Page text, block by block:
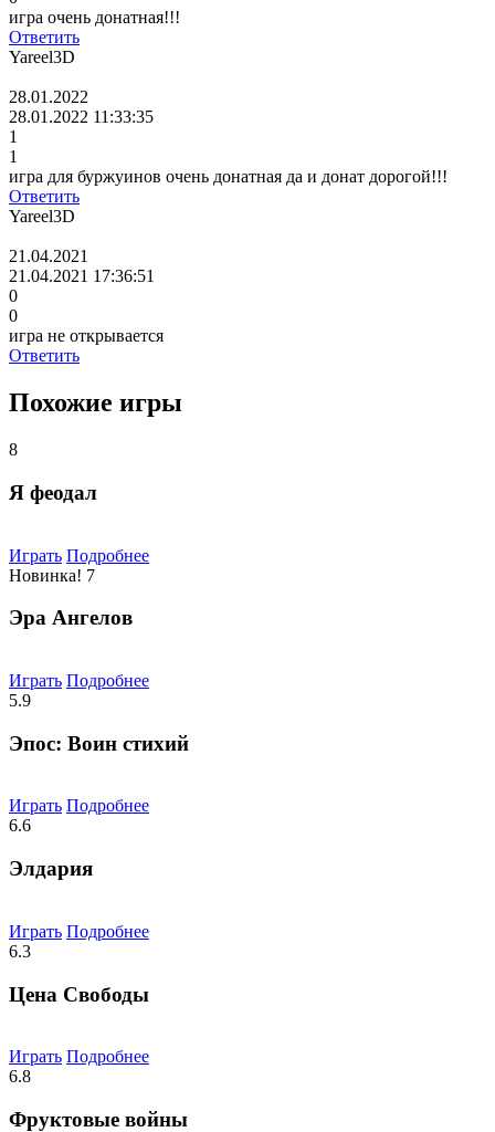
игра очень донатная!!!
Ответить
Yareel3D
28.01.2022
28.01.2022 11:33:35
1
1
игра для буржуинов очень донатная да и донат дорогой!!!
Ответить
Yareel3D
21.04.2021
21.04.2021 17:36:51
0
0
игра не открывается
Ответить
Похожие игры
8
Я феодал
Играть Подробнее
Новинка! 7
Эра Ангелов
Играть Подробнее
5.9
Эпос: Воин стихий
Играть Подробнее
6.6
Элдария
Играть Подробнее
6.3
Цена Свободы
Играть Подробнее
6.8
Фруктовые войны